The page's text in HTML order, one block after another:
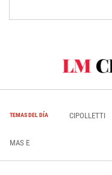
TEMAS DEL DÍA CIPOLLETTI
MAS E